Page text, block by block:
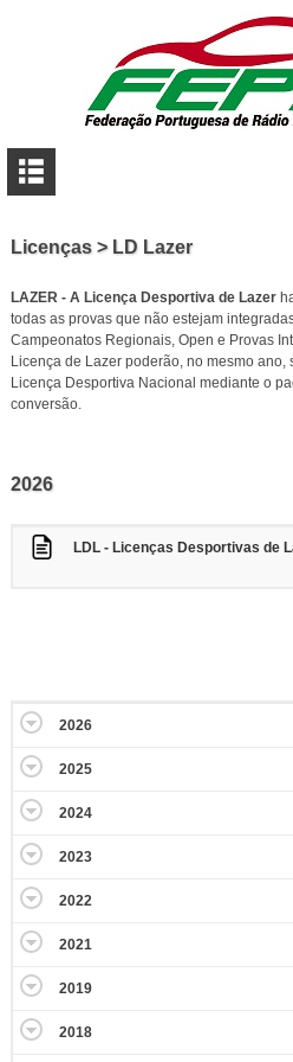
Licenças > LD Lazer
LAZER - A Licença Desportiva de Lazer
todas as provas que não estejam
Campeonatos Regionais, Open e Provas
Licença de Lazer poderão, no mesmo ano,
Licença Desportiva Nacional mediante o
conversão.
2026
LDL - Licenças Desportivas de
2026
2025
2024
2023
2022
2021
2019
2018